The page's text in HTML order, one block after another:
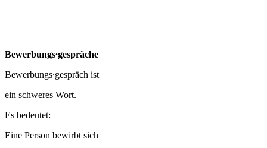
Bewerbungs∙gespräche
Bewerbungs∙gespräch ist
ein schweres Wort.
Es bedeutet:
Eine Person bewirbt sich